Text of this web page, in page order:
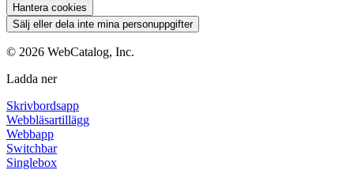
Hantera cookies
Sälj eller dela inte mina personuppgifter
© 2026 WebCatalog, Inc.
Ladda ner
Skrivbordsapp
Webbläsartillägg
Webbapp
Switchbar
Singlebox